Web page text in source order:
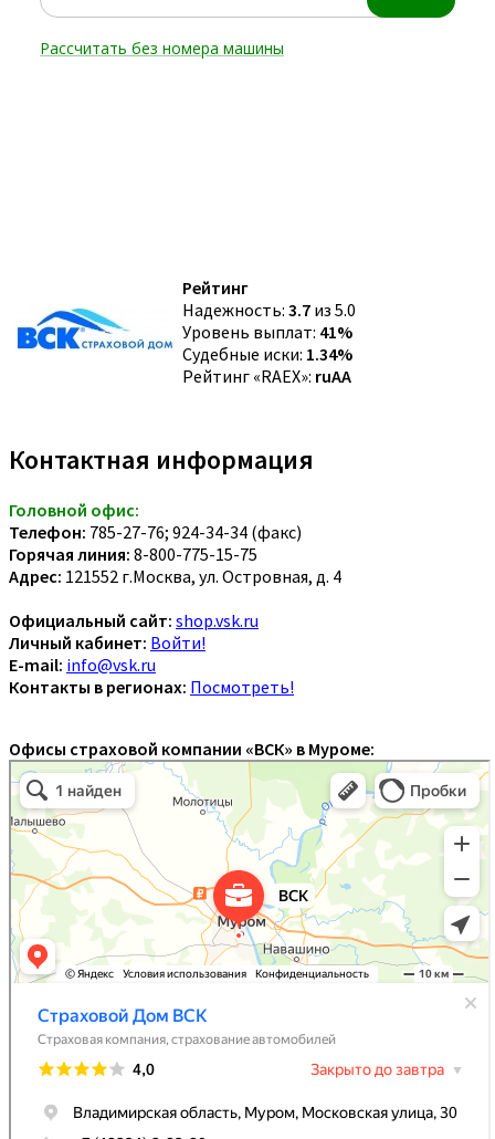
Рейтинг
Надежность: 3.7 из 5.0
Уровень выплат: 41%
Судебные иски: 1.34%
Рейтинг «RAEX»: ruAA
Контактная информация
Головной офис:
Телефон: 785-27-76; 924-34-34 (факс)
Горячая линия: 8-800-775-15-75
Адрес: 121552 г.Москва, ул. Островная, д. 4
Официальный сайт: shop.vsk.ru
Личный кабинет: Войти!
E-mail: info@vsk.ru
Контакты в регионах: Посмотреть!
Офисы страховой компании «ВСК» в Муроме: